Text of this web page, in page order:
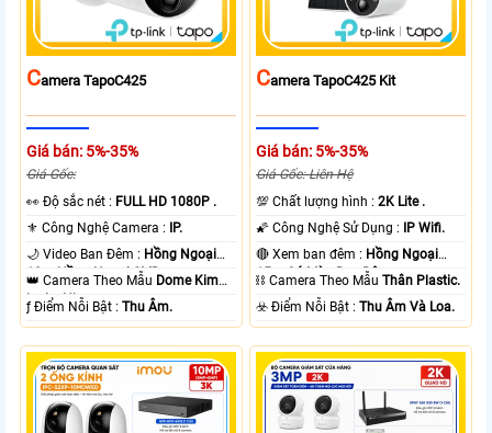
CAmera TapoC425
Giá bán: 5%-35%
Giá Gốc:
️👀 Độ sắc nét : FULL HD 1080P .
⚜️ Công Nghệ Camera :
IP.
🌙 Video Ban Đêm : Hồng Ngoại
10m Hồng Ngoại SMD.
👑 Camera Theo Mẫu Dome Kim
loại + Nhựa.
️ƒ Điểm Nỗi Bật :Thu Âm.
CAmera TapoC425 Kit
Giá bán: 5%-35%
Giá Gốc: Liên Hệ
💯 Chất lượng hình :2K Lite .
🌠 Công Nghệ Sử Dụng :
IP Wifi.
🔴 Xem ban đêm : Hồng Ngoại
15m Có Màu Ban Ðêm.
⛓ Camera Theo MẫuThân Plastic.
️☣️ Điểm Nỗi Bật :Thu Âm Và Loa.